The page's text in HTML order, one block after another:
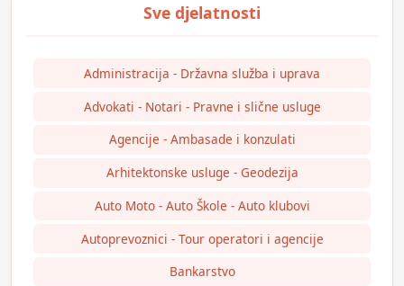
Administracija - Državna služba i uprava
Advokati - Notari - Pravne i slične usluge
Agencije - Ambasade i konzulati
Arhitektonske usluge - Geodezija
Auto Moto - Auto Škole - Auto klubovi
Autoprevoznici - Tour operatori i agencije
Bankarstvo